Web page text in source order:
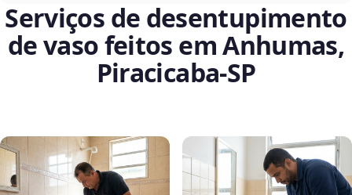
Serviços de desentupimento
de vaso feitos em Anhumas,
Piracicaba‑SP